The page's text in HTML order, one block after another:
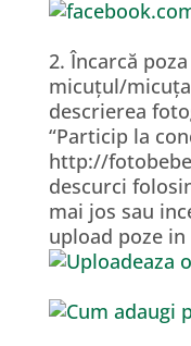
2. Încarcă
micuțul/
descrierea
“Particip la
http://
descurci
mai jos sau
upload poze in